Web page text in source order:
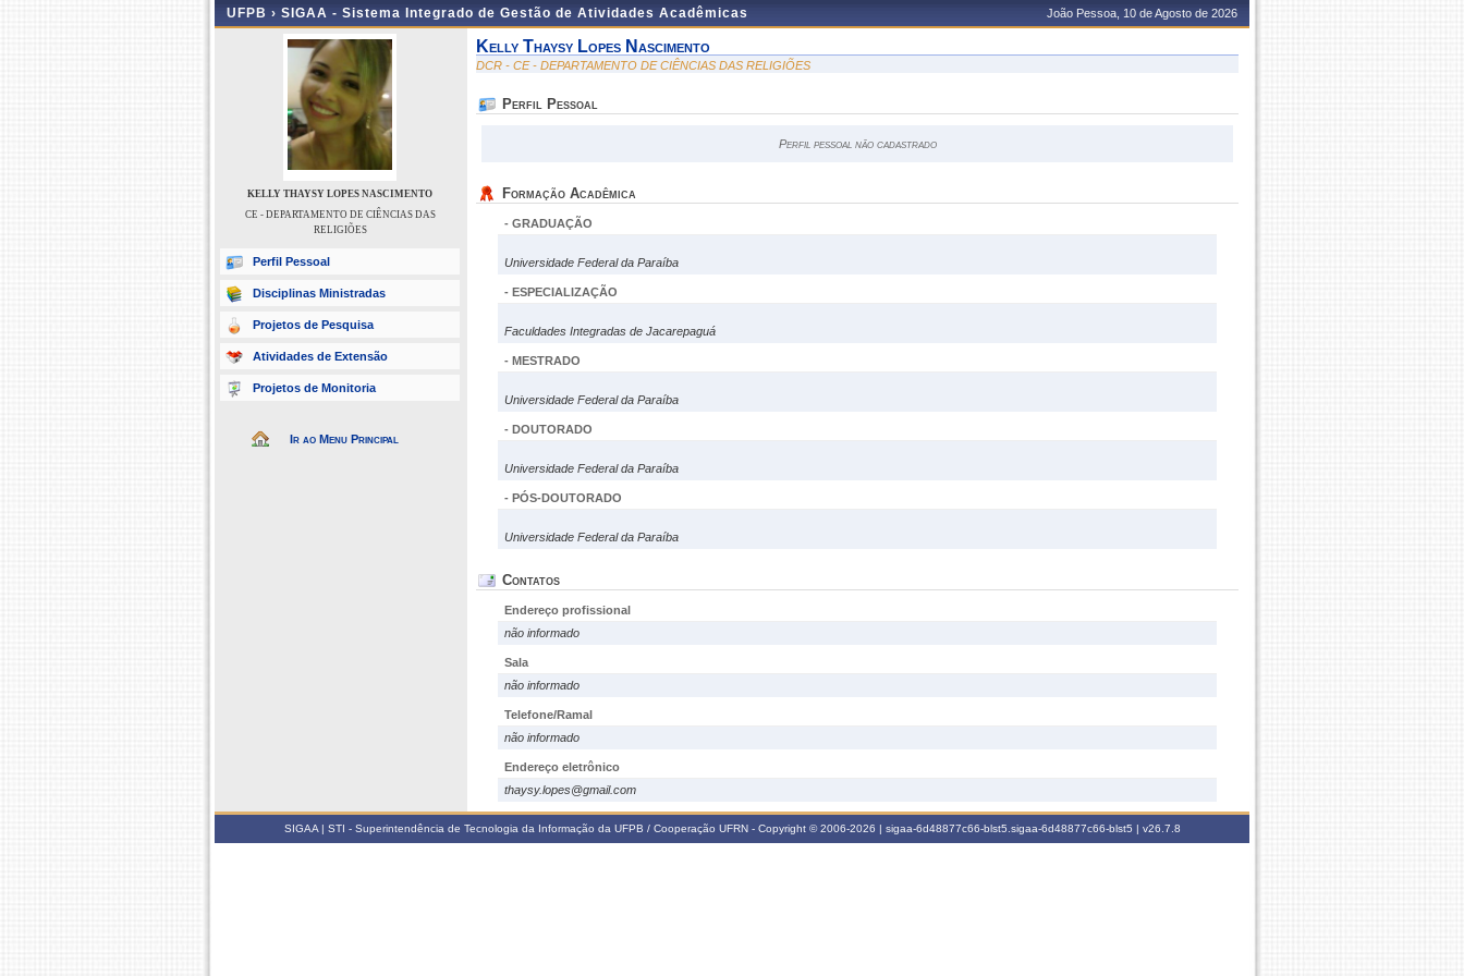
UFPB › SIGAA - Sistema Integrado de Gestão de Atividades Acadêmicas João Pessoa, 10 de Agosto de 2026
KELLY THAYSY LOPES NASCIMENTO
CE - DEPARTAMENTO DE CIÊNCIAS DAS
RELIGIÕES
Perfil Pessoal
Disciplinas Ministradas
Projetos de Pesquisa
Atividades de Extensão
Projetos de Monitoria
Ir ao Menu Principal
Kelly Thaysy Lopes Nascimento
DCR - CE - DEPARTAMENTO DE CIÊNCIAS DAS RELIGIÕES
Perfil Pessoal
Perfil pessoal não cadastrado
Formação Acadêmica
- GRADUAÇÃO
Universidade Federal da Paraíba
- ESPECIALIZAÇÃO
Faculdades Integradas de Jacarepaguá
- MESTRADO
Universidade Federal da Paraíba
- DOUTORADO
Universidade Federal da Paraíba
- PÓS-DOUTORADO
Universidade Federal da Paraíba
Contatos
Endereço profissional
não informado
Sala
não informado
Telefone/Ramal
não informado
Endereço eletrônico
thaysy.lopes@gmail.com
SIGAA | STI - Superintendência de Tecnologia da Informação da UFPB / Cooperação UFRN - Copyright © 2006-2026 | sigaa-6d48877c66-blst5.sigaa-6d48877c66-blst5 | v26.7.8